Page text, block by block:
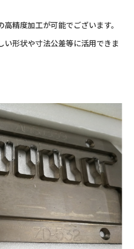
精度加工が可能でございます。
い形状や寸法公差等に活用できま